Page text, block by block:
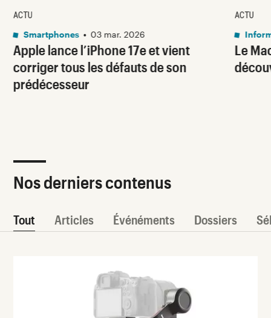
Apple lance l’iPhone 17e et vient
corriger tous les défauts de son
prédécesseur
ACTU
Smartphones • 03 mar. 2026
Le
ACTU
Nos derniers contenus
Tout Articles Événéments Dossiers